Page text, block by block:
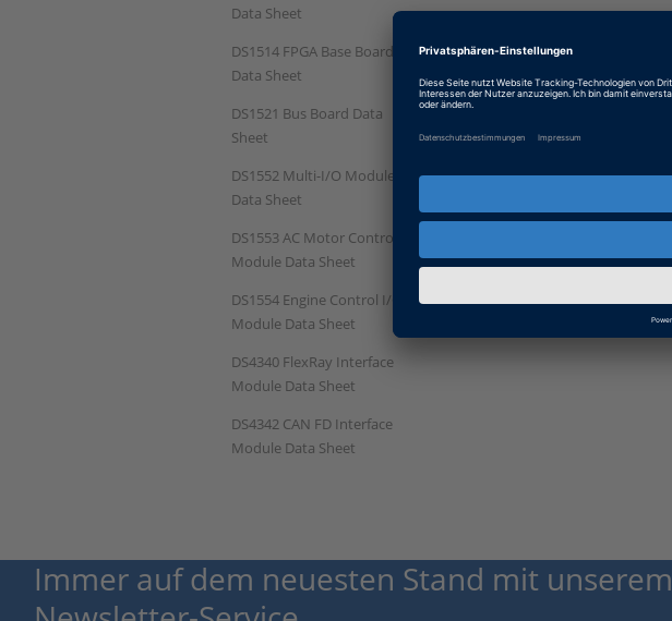
Data Sheet
DS1514 FPGA Base Board
Data Sheet
DS1521 Bus Board Data
Sheet
DS1552 Multi-I/O Module
Data Sheet
DS1553 AC Motor Control
Module Data Sheet
DS1554 Engine Control I/O
Module Data Sheet
DS4340 FlexRay Interface
Module Data Sheet
DS4342 CAN FD Interface
Module Data Sheet
Immer auf dem neuesten Stand mit unserem